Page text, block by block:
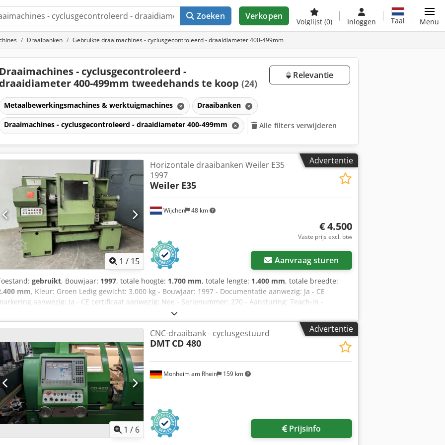
Zoeken Verkopen
Volglijst (0) Inloggen Taal Menu
Draaibanken Gebruikte draaimachines - cyclusgecontroleerd - draaidiameter 400-499mm
Draaimachines - cyclusgecontroleerd -
draaidiameter 400-499mm tweedehands te koop (24)
Relevantie
Metaalbewerkingsmachines & werktuigmachines Draaibanken
Draaimachines - cyclusgecontroleerd - draaidiameter 400-499mm Alle filters verwijderen
Advertentie
1 / 15
Wijchen 48 km
Horizontale draaibanken Weiler E35
1997
Weiler E35
€ 4.500
Vaste prijs excl. btw
Aanvraag sturen
gebruikt, Bouwjaar: 1997, totale hoogte: 1.700 mm, totale lengte: 1.400 mm, totale breedte:
mm, Kleur: Groen Ledig gewicht: 3.000 kg - Bouwjaar: 1997 - Documentatie aanwezig: Ja - CE
aanwezig: Ja - CE certificaat aanwezig: Nee - Serienummer: 270 - Aansturing: Teach-in -
Centerhoogte [mm]: 210 Dedpjwnh I Sofx Aa Dsck - Draaidiameter bed [mm]: 420 - Centerafstand [mm]:
- Spindeldoorlaat [mm]: 55 - Min. spindelsnelheid [rpm]: 4 - Max. spindelsnelheid [rpm]: 3000 -
Opties: Digitale uitlezing - Type digitale uitlezing: Weiler - Besturing: CNC - Transportafmetingen: 1400mm
2400mm x 1700mm (l x b x h) - Transportgewicht [kg]: 3000kg Financiële informatie BTW: De getoonde
prijs is exclusief BTW BTW/marge: BTW verrekenbaar voor ondernemers Levering en inruil altijd mogelijk
alles in de industriële sectoren Lukas van Rossum
Advertentie
1 / 6
Monheim am Rhein 159 km
CNC-draaibank - cyclusgestuurd
DMT CD 480
Prijsinfo